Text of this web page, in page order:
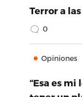
Terror a las
0
Opiniones
“Esa es mi